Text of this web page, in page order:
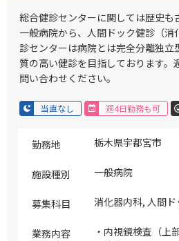
総合健診センターに関しては歴史も
一般病院から、人間ドック健診（
診センターは病院とは完全分離独立
質の高い健診を目指しております。
問い合わせください。
当直なし 週4日勤務も可
勤務地 栃木県宇都宮市
施設種別 一般病院
募集科目 消化器内科, 人間
業務内容
・内視鏡検査（上部